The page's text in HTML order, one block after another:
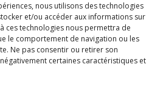
nous utilisons des technologies
et/ou accéder aux informations sur
ces technologies nous permettra de
le comportement de navigation ou les
Ne pas consentir ou retirer son
certaines caractéristiques et
Leaflet, \r\n©OpenStreetMapcontributeurs